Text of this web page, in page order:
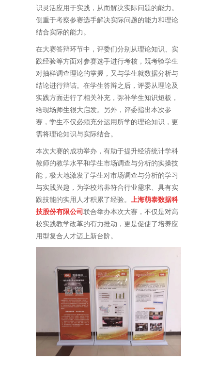
识灵活应用于实践，从而解决实际问题的能力。
侧重于考察参赛选手解决实际问题的能力和理论
结合实际的能力。
在大赛答辩环节中，评委们分别从理论知识、实
践经验等方面对参赛选手进行考核，既考验学生
对抽样调查理论的掌握，又与学生就数据分析与
结论进行辩诘。在学生答辩之后，评委从理论及
实践方面进行了相关补充，弥补学生知识短板，
给现场师生很大启发。另外，评委指出本次参
赛，学生不仅必须充分运用所学的理论知识，更
需将理论知识与实际结合。
本次大赛的成功举办，有助于提升经济统计学科
教师的教学水平和学生市场调查与分析的实操技
能，极大地激发了学生对市场调查与分析的学习
与实践兴趣，为学校培养符合行业需求、具有实
践技能的实用人才积累了经验。
上海萌泰数据科
技股份有限公司联合举办本次大赛，不仅是对高
校实践教学改革的有力推动，更是促使了培养应
用型复合人才迈上新台阶。